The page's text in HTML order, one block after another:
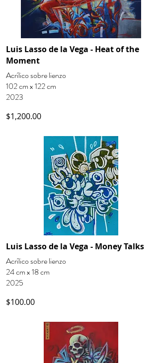
Luis Lasso de la Vega - Heat of the
Moment
Acrílico sobre lienzo
102 cm x 122 cm
2023
$1,200.00
Luis Lasso de la Vega - Money Talks
Acrílico sobre lienzo
24 cm x 18 cm
2025
$100.00